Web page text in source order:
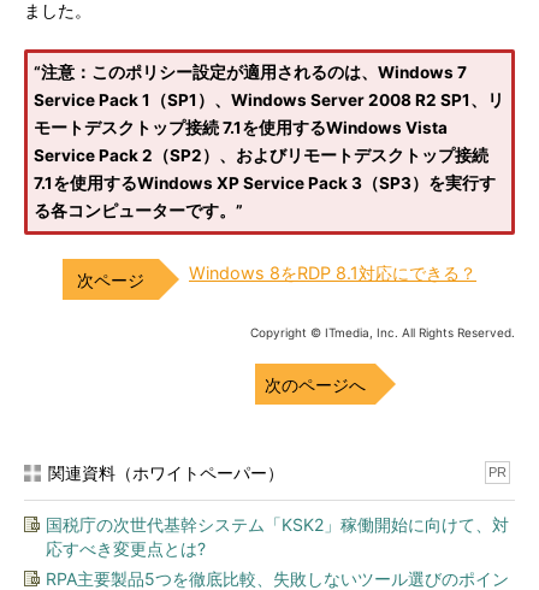
ました。
“注意：このポリシー設定が適用されるのは、Windows 7
Service Pack 1（SP1）、Windows Server 2008 R2 SP1、リ
モートデスクトップ接続 7.1を使用するWindows Vista
Service Pack 2（SP2）、およびリモートデスクトップ接続
7.1を使用するWindows XP Service Pack 3（SP3）を実行す
る各コンピューターです。”
Windows 8をRDP 8.1対応にできる？
Copyright © ITmedia, Inc. All Rights Reserved.
次のページへ
関連資料（ホワイトペーパー） PR
国税庁の次世代基幹システム「KSK2」稼働開始に向けて、対
応すべき変更点とは?
RPA主要製品5つを徹底比較、失敗しないツール選びのポイン